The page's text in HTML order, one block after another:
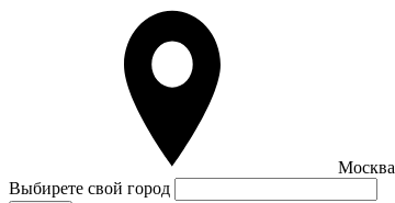
Москва
Выбирете свой город